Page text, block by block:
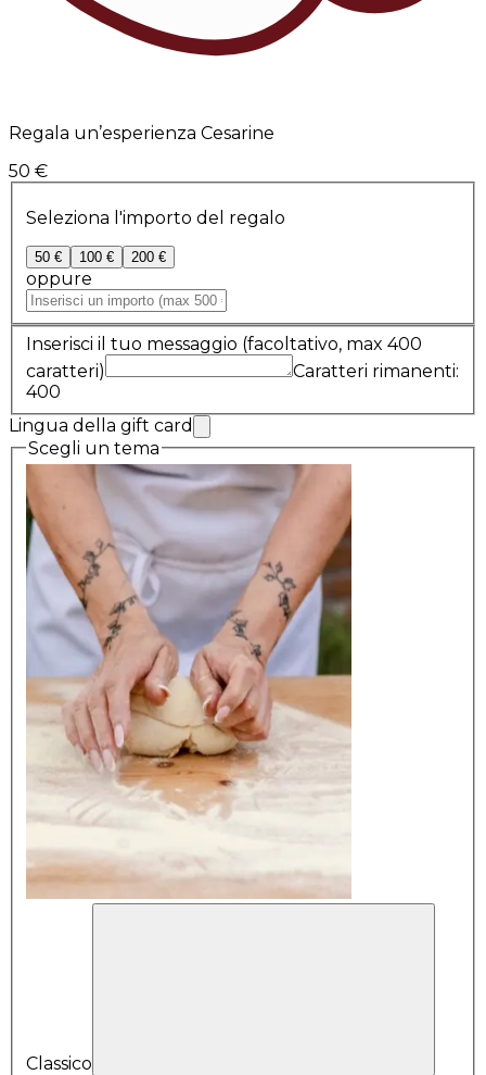
Regala un’esperienza Cesarine
50 €
Seleziona l'importo del regalo
50 € 100 € 200 €
oppure
Inserisci il tuo messaggio (facoltativo, max 400
caratteri)
Caratteri rimanenti:
400
Lingua della gift card
Scegli un tema
Classico